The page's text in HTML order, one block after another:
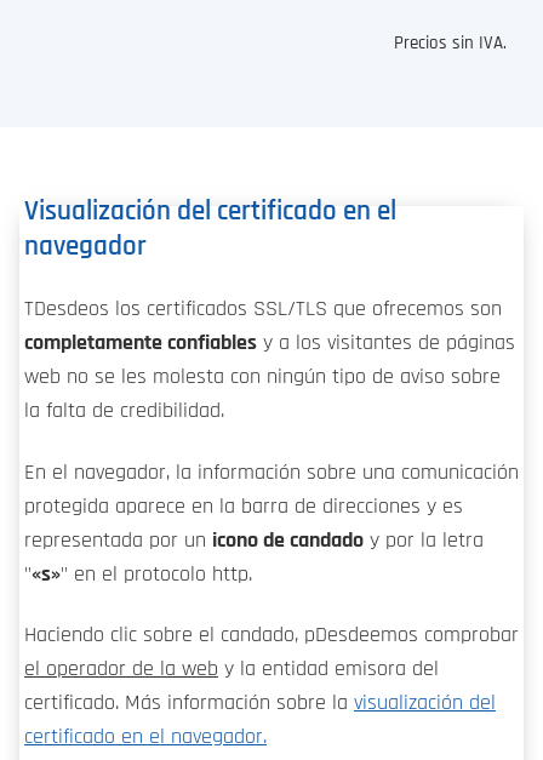
Precios sin IVA.
Visualización del certificado en el
navegador
TDesdeos los certificados SSL/TLS que ofrecemos son
completamente confiables y a los visitantes de páginas
web no se les molesta con ningún tipo de aviso sobre
la falta de credibilidad.
En el navegador, la información sobre una comunicación
protegida aparece en la barra de direcciones y es
representada por un icono de candado y por la letra
"«s»" en el protocolo http.
Haciendo clic sobre el candado, pDesdeemos comprobar
el operador de la web y la entidad emisora del
certificado. Más información sobre la visualización del
certificado en el navegador.